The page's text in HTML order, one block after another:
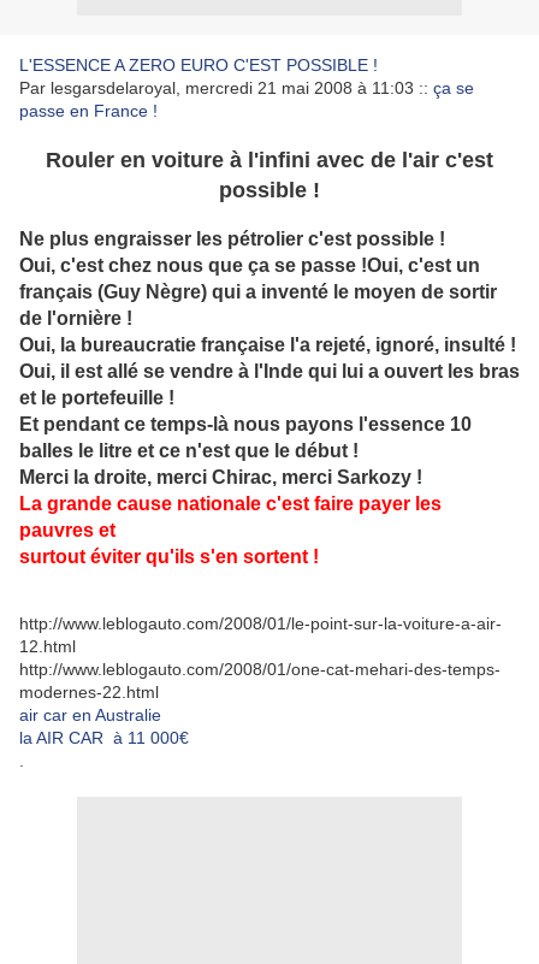
L'ESSENCE A ZERO EURO C'EST POSSIBLE !
Par lesgarsdelaroyal, mercredi 21 mai 2008 à 11:03 :: ça se
passe en France !
Rouler en voiture à l'infini avec de l'air c'est
possible !
Ne plus engraisser les pétrolier c'est possible !
Oui, c'est chez nous que ça se passe !Oui, c'est un
français (Guy Nègre) qui a inventé le moyen de sortir
de l'ornière !
Oui, la bureaucratie française l'a rejeté, ignoré, insulté !
Oui, il est allé se vendre à l'Inde qui lui a ouvert les bras
et le portefeuille !
Et pendant ce temps-là nous payons l'essence 10
balles le litre et ce n'est que le début !
Merci la droite, merci Chirac, merci Sarkozy !
La grande cause nationale c'est faire payer les
pauvres et
surtout éviter qu'ils s'en sortent !
http://www.leblogauto.com/2008/01/le-point-sur-la-voiture-a-air-
12.html
http://www.leblogauto.com/2008/01/one-cat-mehari-des-temps-
modernes-22.html
air car en Australie
la AIR CAR à 11 000€